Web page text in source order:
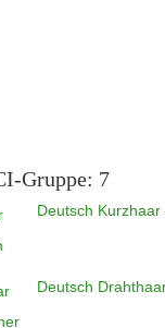
Gruppe: 7
Deutsch Kurzhaar
Deutsch